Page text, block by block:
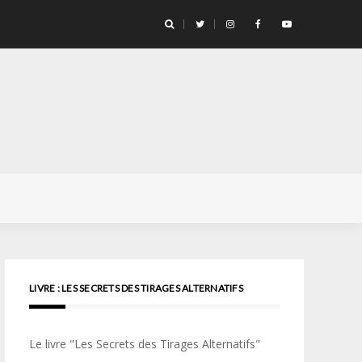
LIVRE : LES SECRETS DES TIRAGES ALTERNATIFS
Le livre "Les Secrets des Tirages Alternatifs"